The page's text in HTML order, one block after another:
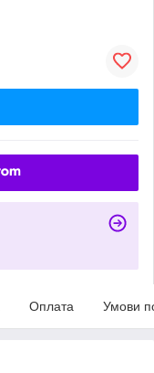
Оплата Умови